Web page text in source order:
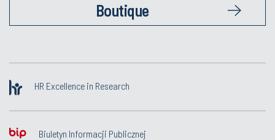
Boutique
HR Excellence in Research
Biuletyn Informacji Publicznej